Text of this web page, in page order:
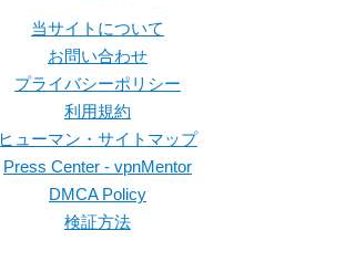
当サイトについて
お問い合わせ
プライバシーポリシー
利用規約
ヒューマン・サイトマップ
Press Center - vpnMentor
DMCA Policy
検証方法